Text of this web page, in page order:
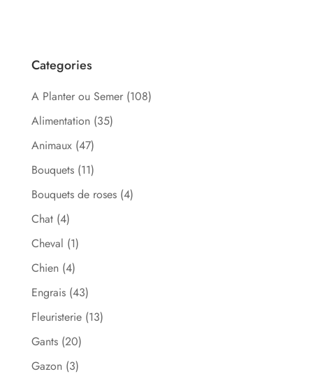
Categories
A Planter ou Semer (108)
Alimentation (35)
Animaux (47)
Bouquets (11)
Bouquets de roses (4)
Chat (4)
Cheval (1)
Chien (4)
Engrais (43)
Fleuristerie (13)
Gants (20)
Gazon (3)